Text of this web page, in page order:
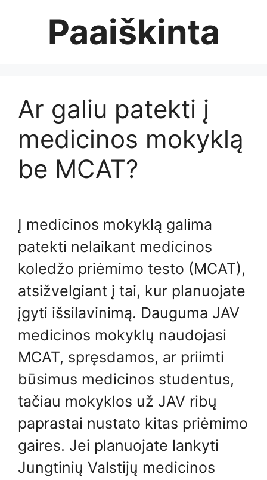
Paaiškinta
Ar galiu patekti į
medicinos mokyklą
be MCAT?
Į medicinos mokyklą galima
patekti nelaikant medicinos
koledžo priėmimo testo (MCAT),
atsižvelgiant į tai, kur planuojate
įgyti išsilavinimą. Dauguma JAV
medicinos mokyklų naudojasi
MCAT, spręsdamos, ar priimti
būsimus medicinos studentus,
tačiau mokyklos už JAV ribų
paprastai nustato kitas priėmimo
gaires. Jei planuojate lankyti
Jungtinių Valstijų medicinos